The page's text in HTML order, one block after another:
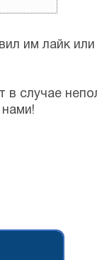
им лайк или
в случае